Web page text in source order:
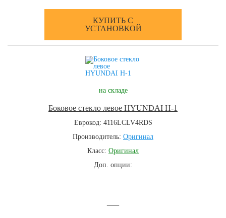
КУПИТЬ С
УСТАНОВКОЙ
на складе
Боковое стекло левое HYUNDAI H-1
Еврокод: 4116LCLV4RDS
Производитель: Оригинал
Класс: Оригинал
Доп. опции:
—